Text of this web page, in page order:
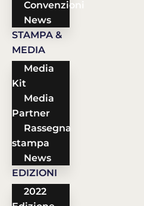
Convenzioni
News
STAMPA &
MEDIA
Media
Kit
Media
Partner
Rassegna
stampa
News
EDIZIONI
2022